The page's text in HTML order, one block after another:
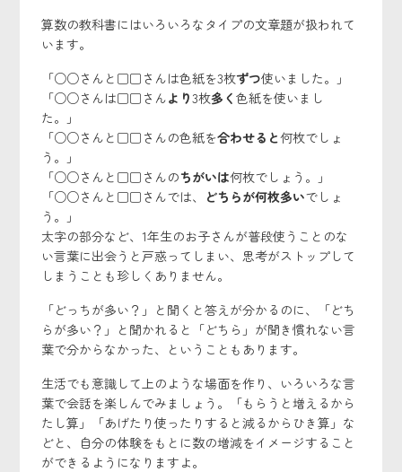
算数の教科書にはいろいろなタイプの文章題が扱われて
います。
「○○さんと□□さんは色紙を3枚ずつ使いました。」
「○○さんは□□さんより3枚多く色紙を使いまし
た。」
「○○さんと□□さんの色紙を合わせると何枚でしょ
う。」
「○○さんと□□さんのちがいは何枚でしょう。」
「○○さんと□□さんでは、
どちらが何枚多いでしょ
う。」
太字の部分など、1年生のお子さんが普段使うことのな
い言葉に出会うと戸惑ってしまい、思考がストップして
しまうことも珍しくありません。
「どっちが多い？」と聞くと答えが分かるのに、「どち
らが多い？」と聞かれると「どちら」が聞き慣れない言
葉で分からなかった、ということもあります。
生活でも意識して上のような場面を作り、いろいろな言
葉で会話を楽しんでみましょう。「もらうと増えるから
たし算」「あげたり使ったりすると減るからひき算」な
どと、自分の体験をもとに数の増減をイメージすること
ができるようになりますよ。